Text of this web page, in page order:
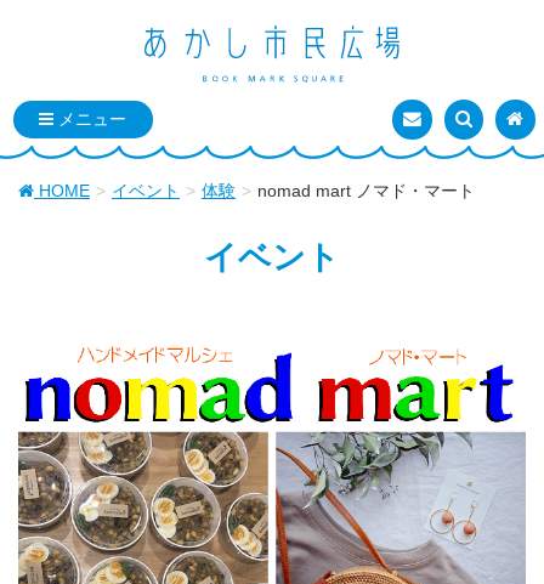
お問い合わせ
検索を表
ト
HOME イベント 体験 nomad mart ノマド・マート
イベント